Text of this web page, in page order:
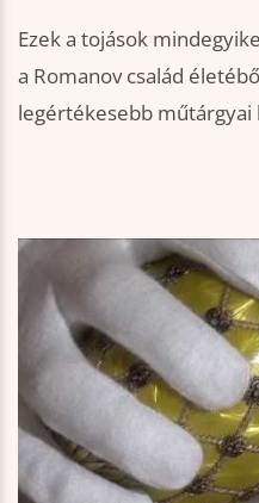
Ezek a tojások
a Romanov család
legértékesebb